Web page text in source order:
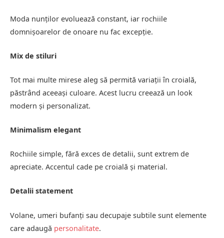
Moda nunților evoluează constant, iar rochiile
domnișoarelor de onoare nu fac excepție.
Mix de stiluri
Tot mai multe mirese aleg să permită variații în croială,
păstrând aceeași culoare. Acest lucru creează un look
modern și personalizat.
Minimalism elegant
Rochiile simple, fără exces de detalii, sunt extrem de
apreciate. Accentul cade pe croială și material.
Detalii statement
Volane, umeri bufanți sau decupaje subtile sunt elemente
care adaugă personalitate.